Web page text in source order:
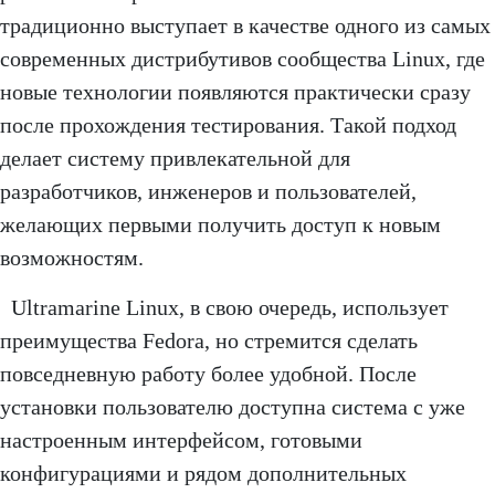
традиционно выступает в качестве одного из самых
современных дистрибутивов сообщества Linux, где
новые технологии появляются практически сразу
после прохождения тестирования. Такой подход
делает систему привлекательной для
разработчиков, инженеров и пользователей,
желающих первыми получить доступ к новым
возможностям.
Ultramarine Linux, в свою очередь, использует
преимущества Fedora, но стремится сделать
повседневную работу более удобной. После
установки пользователю доступна система с уже
настроенным интерфейсом, готовыми
конфигурациями и рядом дополнительных